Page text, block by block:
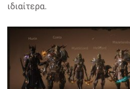
ιδιαίτερα.